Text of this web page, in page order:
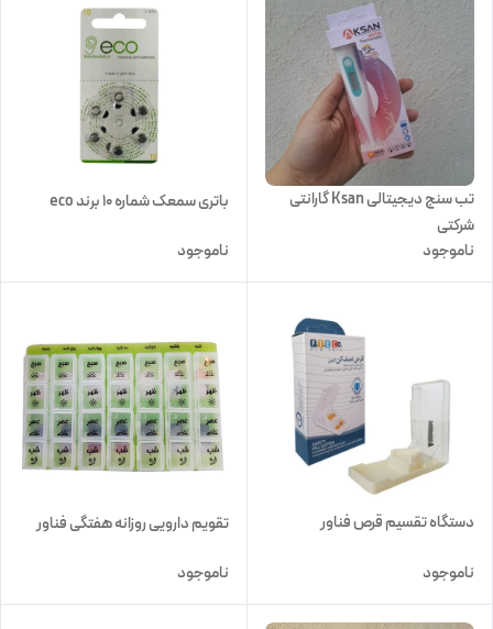
تب سنج دیجیتالی Ksan گارانتی
شرکتی
ناموجود
باتری سمعک شماره 10 برند eco
ناموجود
دستگاه تقسیم قرص فناور
ناموجود
تقویم دارویی روزانه هفتگی فناور
ناموجود